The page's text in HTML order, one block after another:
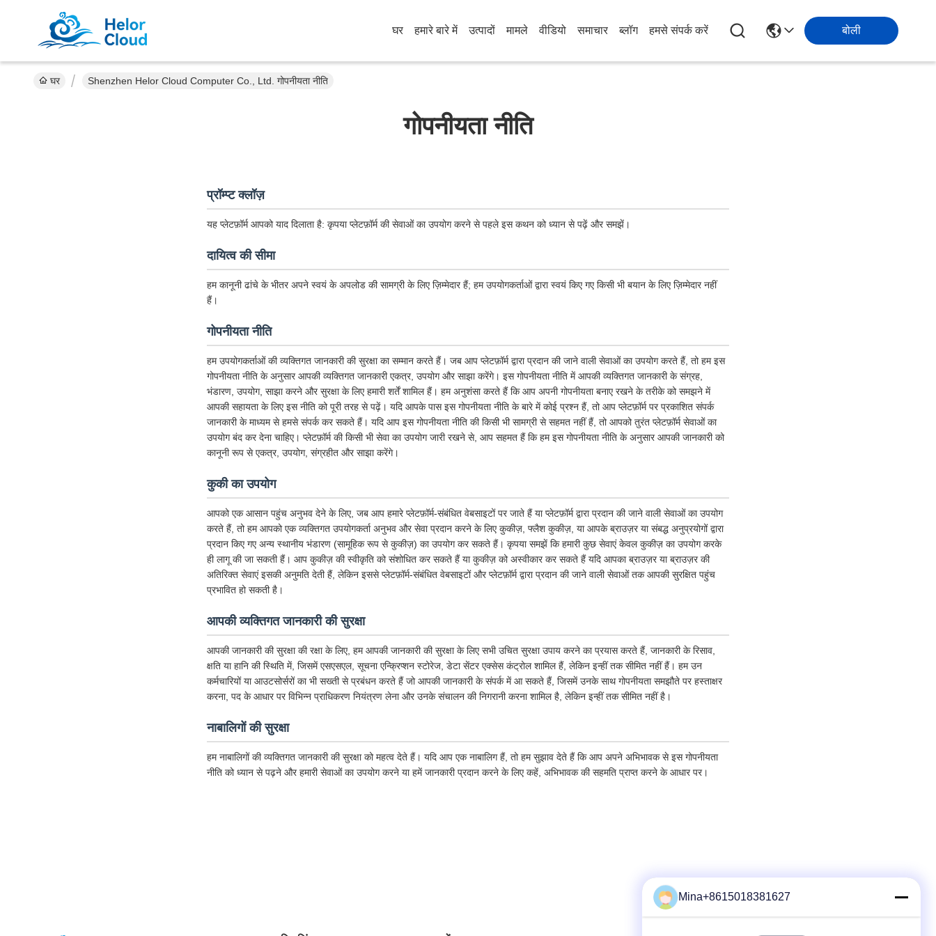
घर हमारे बारे में उत्पादों मामले वीडियो समाचार ब्लॉग हमसे संपर्क करें बोली
घर Shenzhen Helor Cloud Computer Co., Ltd. गोपनीयता नीति
गोपनीयता नीति
प्रॉम्प्ट क्लॉज़
यह प्लेटफ़ॉर्म आपको याद दिलाता है: कृपया प्लेटफ़ॉर्म की सेवाओं का उपयोग करने से पहले इस कथन को ध्यान से पढ़ें और समझें।
दायित्व की सीमा
हम कानूनी ढांचे के भीतर अपने स्वयं के अपलोड की सामग्री के लिए ज़िम्मेदार हैं; हम उपयोगकर्ताओं द्वारा स्वयं किए गए किसी भी बयान के लिए ज़िम्मेदार नहीं
हैं।
गोपनीयता नीति
हम उपयोगकर्ताओं की व्यक्तिगत जानकारी की सुरक्षा का सम्मान करते हैं। जब आप प्लेटफ़ॉर्म द्वारा प्रदान की जाने वाली सेवाओं का उपयोग करते हैं, तो हम इस
गोपनीयता नीति के अनुसार आपकी व्यक्तिगत जानकारी एकत्र, उपयोग और साझा करेंगे। इस गोपनीयता नीति में आपकी व्यक्तिगत जानकारी के संग्रह,
भंडारण, उपयोग, साझा करने और सुरक्षा के लिए हमारी शर्तें शामिल हैं। हम अनुशंसा करते हैं कि आप अपनी गोपनीयता बनाए रखने के तरीके को समझने में
आपकी सहायता के लिए इस नीति को पूरी तरह से पढ़ें। यदि आपके पास इस गोपनीयता नीति के बारे में कोई प्रश्न हैं, तो आप प्लेटफ़ॉर्म पर प्रकाशित संपर्क
जानकारी के माध्यम से हमसे संपर्क कर सकते हैं। यदि आप इस गोपनीयता नीति की किसी भी सामग्री से सहमत नहीं हैं, तो आपको तुरंत प्लेटफ़ॉर्म सेवाओं का
उपयोग बंद कर देना चाहिए। प्लेटफ़ॉर्म की किसी भी सेवा का उपयोग जारी रखने से, आप सहमत हैं कि हम इस गोपनीयता नीति के अनुसार आपकी जानकारी को
कानूनी रूप से एकत्र, उपयोग, संग्रहीत और साझा करेंगे।
कुकी का उपयोग
आपको एक आसान पहुंच अनुभव देने के लिए, जब आप हमारे प्लेटफ़ॉर्म-संबंधित वेबसाइटों पर जाते हैं या प्लेटफ़ॉर्म द्वारा प्रदान की जाने वाली सेवाओं का उपयोग
करते हैं, तो हम आपको एक व्यक्तिगत उपयोगकर्ता अनुभव और सेवा प्रदान करने के लिए कुकीज़, फ्लैश कुकीज़, या आपके ब्राउज़र या संबद्ध अनुप्रयोगों द्वारा
प्रदान किए गए अन्य स्थानीय भंडारण (सामूहिक रूप से कुकीज़) का उपयोग कर सकते हैं। कृपया समझें कि हमारी कुछ सेवाएं केवल कुकीज़ का उपयोग करके
ही लागू की जा सकती हैं। आप कुकीज़ की स्वीकृति को संशोधित कर सकते हैं या कुकीज़ को अस्वीकार कर सकते हैं यदि आपका ब्राउज़र या ब्राउज़र की
अतिरिक्त सेवाएं इसकी अनुमति देती हैं, लेकिन इससे प्लेटफ़ॉर्म-संबंधित वेबसाइटों और प्लेटफ़ॉर्म द्वारा प्रदान की जाने वाली सेवाओं तक आपकी सुरक्षित पहुंच
प्रभावित हो सकती है।
आपकी व्यक्तिगत जानकारी की सुरक्षा
आपकी जानकारी की सुरक्षा की रक्षा के लिए, हम आपकी जानकारी की सुरक्षा के लिए सभी उचित सुरक्षा उपाय करने का प्रयास करते हैं, जानकारी के रिसाव,
क्षति या हानि की स्थिति में, जिसमें एसएसएल, सूचना एन्क्रिप्शन स्टोरेज, डेटा सेंटर एक्सेस कंट्रोल शामिल हैं, लेकिन इन्हीं तक सीमित नहीं हैं। हम उन
कर्मचारियों या आउटसोर्सरों का भी सख्ती से प्रबंधन करते हैं जो आपकी जानकारी के संपर्क में आ सकते हैं, जिसमें उनके साथ गोपनीयता समझौते पर हस्ताक्षर
करना, पद के आधार पर विभिन्न प्राधिकरण नियंत्रण लेना और उनके संचालन की निगरानी करना शामिल है, लेकिन इन्हीं तक सीमित नहीं है।
नाबालिगों की सुरक्षा
हम नाबालिगों की व्यक्तिगत जानकारी की सुरक्षा को महत्व देते हैं। यदि आप एक नाबालिग हैं, तो हम सुझाव देते हैं कि आप अपने अभिभावक से इस गोपनीयता
नीति को ध्यान से पढ़ने और हमारी सेवाओं का उपयोग करने या हमें जानकारी प्रदान करने के लिए कहें, अभिभावक की सहमति प्राप्त करने के आधार पर।
Mina+8615018381627